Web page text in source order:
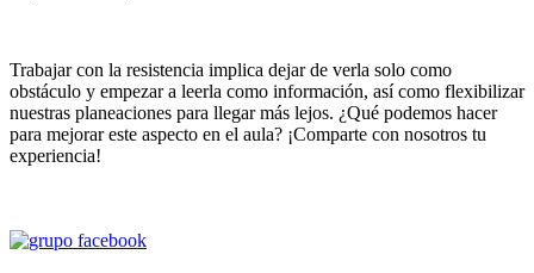
Trabajar con la resistencia implica dejar de verla solo como
obstáculo y empezar a leerla como información, así como flexibilizar
nuestras planeaciones para llegar más lejos. ¿Qué podemos hacer
para mejorar este aspecto en el aula? ¡Comparte con nosotros tu
experiencia!